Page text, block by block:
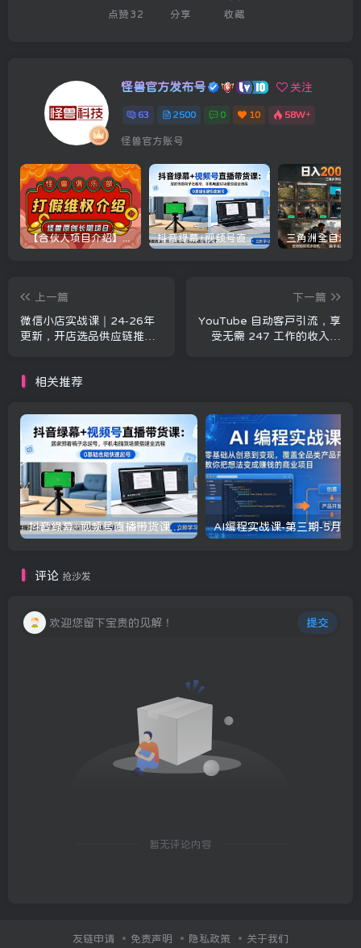
点赞 32 分享 收藏
怪兽官方发布号 关注
63 2500 0 10 58W+
怪兽官方账号
【合伙人项目介绍】打假维权项目介绍 抖音绿幕+视频号直播带货课：居家照着稿子念起号，手机电脑双场景搭建全流程
上一篇
微信小店实战课｜24-26年
更新，开店选品供应链推广
下一篇
YouTube 自动客户引流，享
受无需 247 工作的收入奇
相关推荐
抖音绿幕+视频号直播带货课：居家照着稿子念起号，手机电脑双场景搭建全流程
评论 抢沙发
欢迎您留下宝贵的见解！ 提交
暂无评论内容
友链申请 免责声明 隐私政策 关于我们